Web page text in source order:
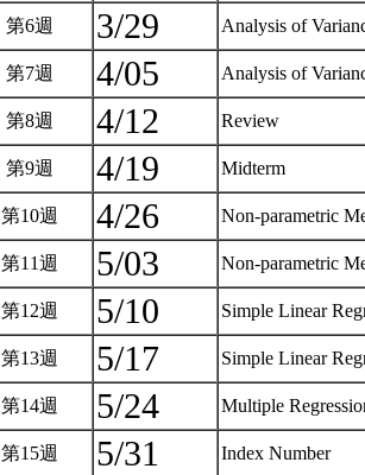
第6週 3/29 Analysis of
第7週 4/05 Analysis of
第8週 4/12 Review
第9週 4/19 Midterm
第10週 4/26 Non-parametric
第11週 5/03 Non-parametric
第12週 5/10 Simple Linear
第13週 5/17 Simple Linear
第14週 5/24 Multiple
第15週 5/31 Index Number